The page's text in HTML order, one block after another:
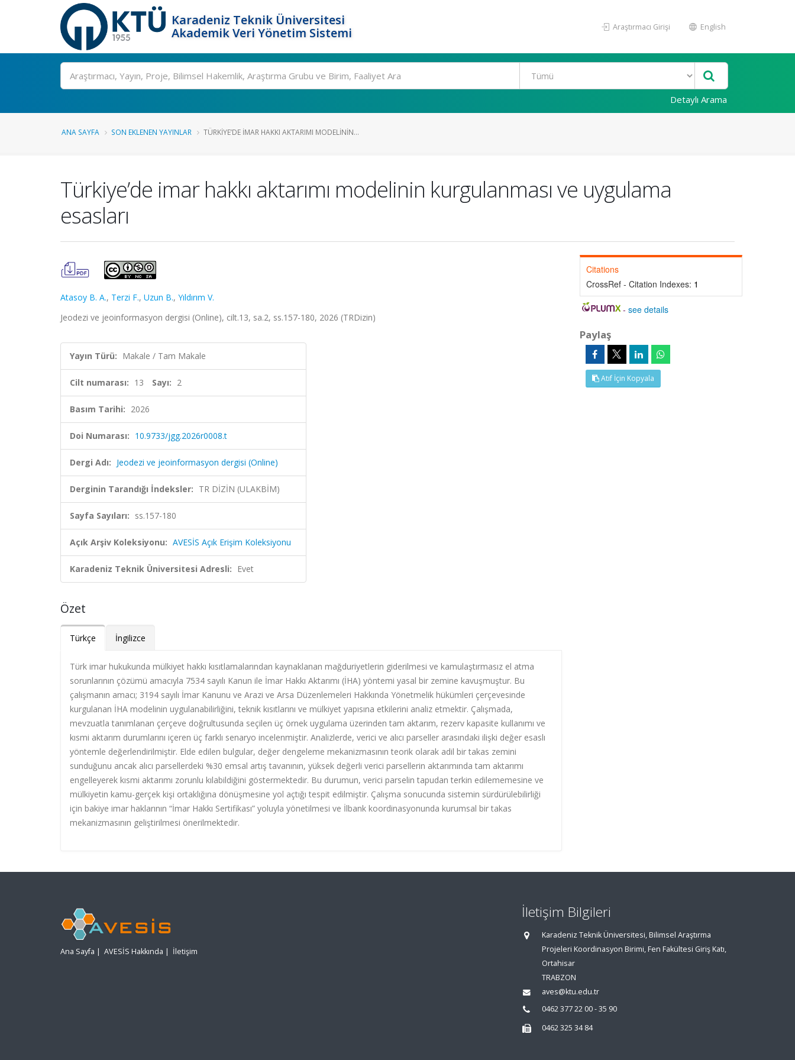
Karadeniz Teknik Üniversitesi
Akademik Veri Yönetim Sistemi
Araştırmacı Girişi English
Ara
Detaylı Arama
ANA SAYFA SON EKLENEN YAYINLAR TÜRKIYE’DE IMAR HAKKI AKTARIMI MODELININ...
Türkiye’de imar hakkı aktarımı modelinin kurgulanması ve uygulama
esasları
Atasoy B. A., Terzi F., Uzun B., Yıldırım V.
Jeodezi ve jeoinformasyon dergisi (Online), cilt.13, sa.2, ss.157-180, 2026 (TRDizin)
Yayın Türü: Makale / Tam Makale
Cilt numarası: 13 Sayı: 2
Basım Tarihi: 2026
Doi Numarası: 10.9733/jgg.2026r0008.t
Dergi Adı: Jeodezi ve jeoinformasyon dergisi (Online)
Derginin Tarandığı İndeksler: TR DİZİN (ULAKBİM)
Sayfa Sayıları: ss.157-180
Açık Arşiv Koleksiyonu: AVESİS Açık Erişim Koleksiyonu
Karadeniz Teknik Üniversitesi Adresli: Evet
Özet
Türkçe İngilizce
Türk imar hukukunda mülkiyet hakkı kısıtlamalarından kaynaklanan mağduriyetlerin giderilmesi ve kamulaştırmasız el atma
sorunlarının çözümü amacıyla 7534 sayılı Kanun ile İmar Hakkı Aktarımı (İHA) yöntemi yasal bir zemine kavuşmuştur. Bu
çalışmanın amacı; 3194 sayılı İmar Kanunu ve Arazi ve Arsa Düzenlemeleri Hakkında Yönetmelik hükümleri çerçevesinde
kurgulanan İHA modelinin uygulanabilirliğini, teknik kısıtlarını ve mülkiyet yapısına etkilerini analiz etmektir. Çalışmada,
mevzuatla tanımlanan çerçeve doğrultusunda seçilen üç örnek uygulama üzerinden tam aktarım, rezerv kapasite kullanımı ve
kısmi aktarım durumlarını içeren üç farklı senaryo incelenmiştir. Analizlerde, verici ve alıcı parseller arasındaki ilişki değer esaslı
yöntemle değerlendirilmiştir. Elde edilen bulgular, değer dengeleme mekanizmasının teorik olarak adil bir takas zemini
sunduğunu ancak alıcı parsellerdeki %30 emsal artış tavanının, yüksek değerli verici parsellerin aktarımında tam aktarımı
engelleyerek kısmi aktarımı zorunlu kılabildiğini göstermektedir. Bu durumun, verici parselin tapudan terkin edilememesine ve
mülkiyetin kamu-gerçek kişi ortaklığına dönüşmesine yol açtığı tespit edilmiştir. Çalışma sonucunda sistemin sürdürülebilirliği
için bakiye imar haklarının “İmar Hakkı Sertifikası” yoluyla yönetilmesi ve İlbank koordinasyonunda kurumsal bir takas
mekanizmasının geliştirilmesi önerilmektedir.
Citations
CrossRef - Citation Indexes: 1
-see details
Paylaş
Atıf İçin Kopyala
Ana Sayfa | AVESİS Hakkında | İletişim
İletişim Bilgileri
Karadeniz Teknik Üniversitesi, Bilimsel Araştırma
Projeleri Koordinasyon Birimi, Fen Fakültesi Giriş Katı,
Ortahisar
TRABZON
aves@ktu.edu.tr
0462 377 22 00 - 35 90
0462 325 34 84